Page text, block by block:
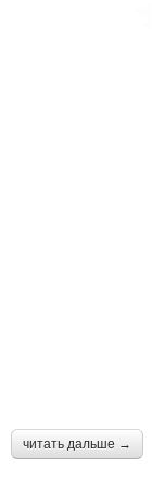
читать дальше →